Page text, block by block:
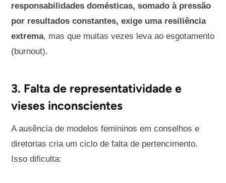
responsabilidades domésticas, somado à pressão
por resultados constantes, exige uma resiliência
extrema, mas que muitas vezes leva ao esgotamento
(burnout).
3. Falta de representatividade e
vieses inconscientes
A ausência de modelos femininos em conselhos e
diretorias cria um ciclo de falta de pertencimento.
Isso dificulta: